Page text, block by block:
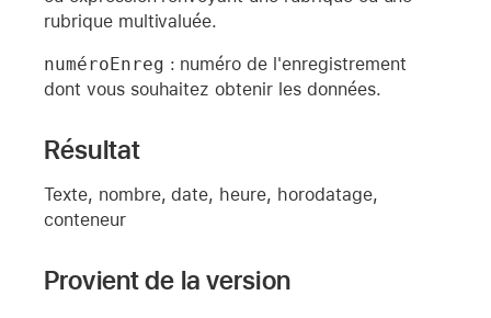
rubrique multivaluée.
numéroEnreg : numéro de l'enregistrement
dont vous souhaitez obtenir les données.
Résultat
Texte, nombre, date, heure, horodatage,
conteneur
Provient de la version